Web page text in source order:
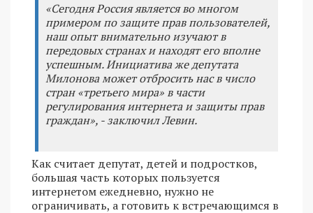
«Сегодня Россия является во многом
примером по защите прав пользователей,
наш опыт внимательно изучают в
передовых странах и находят его вполне
успешным. Инициатива же депутата
Милонова может отбросить нас в число
стран «третьего мира» в части
регулирования интернета и защиты прав
граждан», - заключил Левин.
Как считает депутат, детей и подростков,
большая часть которых пользуется
интернетом ежедневно, нужно не
ограничивать, а готовить к встречающимся в